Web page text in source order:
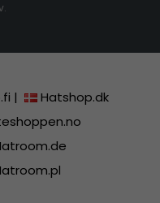
|
Hatshop.dk